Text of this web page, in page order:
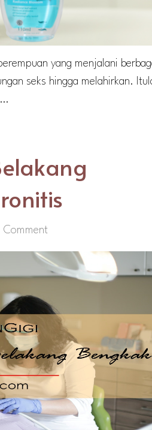
yang menjalani
seks hingga melahirkan.
…
1 Comment